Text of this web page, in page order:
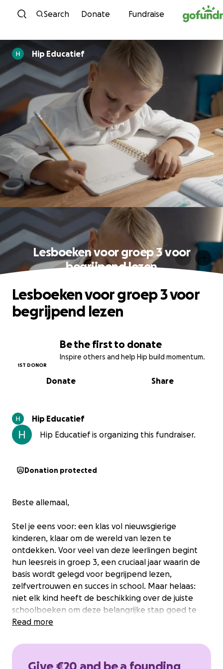
Skip to content
Search Donate Fundraise
Hip Educatief
Lesboeken voor groep 3 voor
begrijpend lezen
Be the first to donate
Inspire others and help Hip build momentum.
1ST DONOR
Share
Donate
Lesboeken voor groep 3 voor
begrijpend lezen
Hip Educatief
Hip Educatief is organizing this fundraiser.
Donation protected
Beste allemaal,
Stel je eens voor: een klas vol nieuwsgierige
kinderen, klaar om de wereld van lezen te
ontdekken. Voor veel van deze leerlingen begint
hun leesreis in groep 3, een cruciaal jaar waarin de
basis wordt gelegd voor begrijpend lezen,
zelfvertrouwen en succes in school. Maar helaas:
niet elk kind heeft de beschikking over de juiste
schoolboeken om deze belangrijke stap goed te
zetten.
We willen op school een goede start maken en
Read more
Give €20 and be a founding